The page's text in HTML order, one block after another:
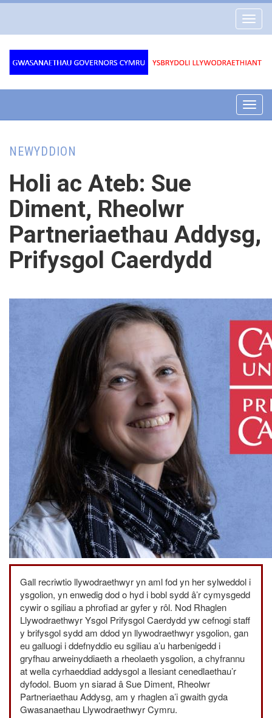
Governors
NEWYDDION
Holi ac Ateb: Sue
Diment, Rheolwr
Partneriaethau Addysg,
Prifysgol Caerdydd
Gall recriwtio llywodraethwyr yn aml fod yn her sylweddol i
ysgolion, yn enwedig dod o hyd i bobl sydd â’r cymysgedd
cywir o sgiliau a phrofiad ar gyfer y rôl. Nod Rhaglen
Llywodraethwyr Ysgol Prifysgol Caerdydd yw cefnogi staff
y brifysgol sydd am ddod yn llywodraethwyr ysgolion, gan
eu galluogi i ddefnyddio eu sgiliau a’u harbenigedd i
gryfhau arweinyddiaeth a rheolaeth ysgolion, a chyfrannu
at wella cyrhaeddiad addysgol a llesiant cenedlaethau’r
dyfodol. Buom yn siarad â Sue Diment, Rheolwr
Partneriaethau Addysg, am y rhaglen a’i gwaith gyda
Gwasanaethau Llywodraethwyr Cymru.